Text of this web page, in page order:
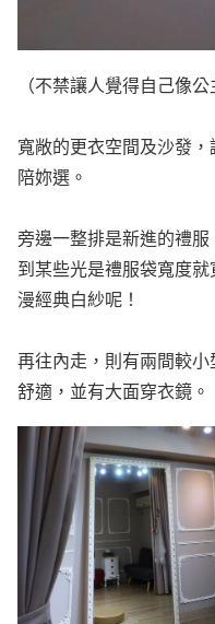
（不禁讓人覺得自己像公
寬敞的更衣空間及沙發
陪妳選。
旁邊一整排是新進的禮
到某些光是禮服袋寬度
漫經典白紗呢！
再往內走，則有兩間較
舒適，並有大面穿衣鏡。